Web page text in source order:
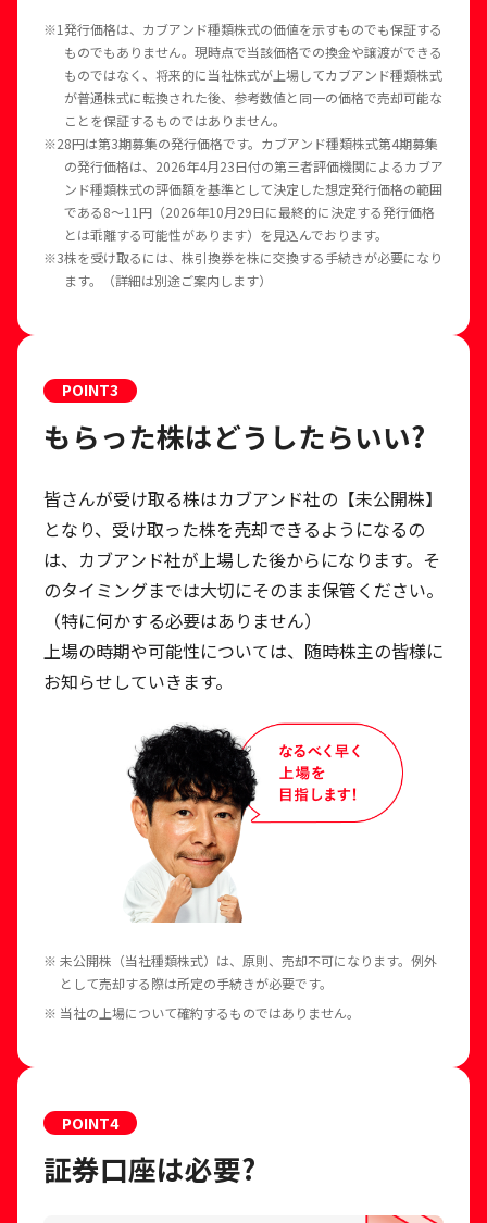
※1発行価格は、カブアンド種類株式の価値を示すものでも保証する
ものでもありません。現時点で当該価格での換金や譲渡ができる
ものではなく、将来的に当社株式が上場してカブアンド種類株式
が普通株式に転換された後、参考数値と同一の価格で売却可能な
ことを保証するものではありません。
※28円は第3期募集の発行価格です。カブアンド種類株式第4期募集
の発行価格は、2026年4月23日付の第三者評価機関によるカブア
ンド種類株式の評価額を基準として決定した想定発行価格の範囲
である8～11円（2026年10月29日に最終的に決定する発行価格
とは乖離する可能性があります）を見込んでおります。
※3株を受け取るには、株引換券を株に交換する手続きが必要になり
ます。（詳細は別途ご案内します）
POINT3
もらった株はどうしたらいい?
皆さんが受け取る株はカブアンド社の【未公開株】
となり、受け取った株を売却できるようになるの
は、カブアンド社が上場した後からになります。そ
のタイミングまでは大切にそのまま保管ください。
（特に何かする必要はありません）
上場の時期や可能性については、随時株主の皆様に
お知らせしていきます。
※ 未公開株（当社種類株式）は、原則、売却不可になります。例外
として売却する際は所定の手続きが必要です。
※ 当社の上場について確約するものではありません。
POINT4
証券口座は必要?